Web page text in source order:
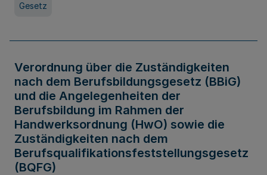
Gesetz
Verordnung über die Zuständigkeiten
nach dem Berufsbildungsgesetz (BBiG)
und die Angelegenheiten der
Berufsbildung im Rahmen der
Handwerksordnung (HwO) sowie die
Zuständigkeiten nach dem
Berufsqualifikationsfeststellungsgesetz
(BQFG)